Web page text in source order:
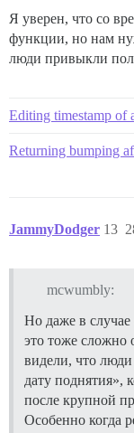
Я уверен, что со
функции, но нам
люди привыкли
Editing timestamp of
Returning bumping
JammyDodger 13
mcwumbly:
Но даже в
это тоже сложно
видели, что
дату поднятия»,
после крупной
Особенно когда